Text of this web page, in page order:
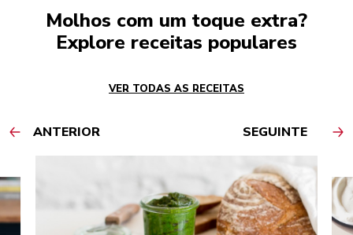
Molhos com um toque extra?
Explore receitas populares
VER TODAS AS RECEITAS
ANTERIOR SEGUINTE